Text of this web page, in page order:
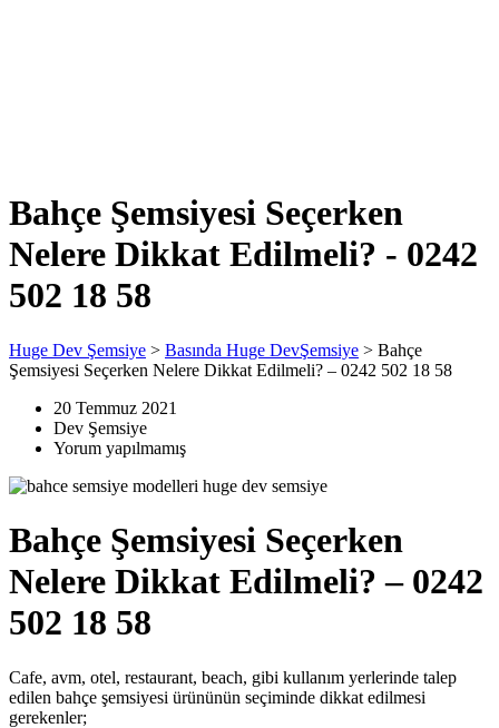
Bahçe Şemsiyesi Seçerken
Nelere Dikkat Edilmeli? - 0242
502 18 58
Huge Dev Şemsiye > Basında Huge DevŞemsiye > Bahçe
Şemsiyesi Seçerken Nelere Dikkat Edilmeli? – 0242 502 18 58
20 Temmuz 2021
Dev Şemsiye
Yorum yapılmamış
Bahçe Şemsiyesi Seçerken
Nelere Dikkat Edilmeli? – 0242
502 18 58
Cafe, avm, otel, restaurant, beach, gibi kullanım yerlerinde talep
edilen bahçe şemsiyesi ürününün seçiminde dikkat edilmesi
gerekenler;